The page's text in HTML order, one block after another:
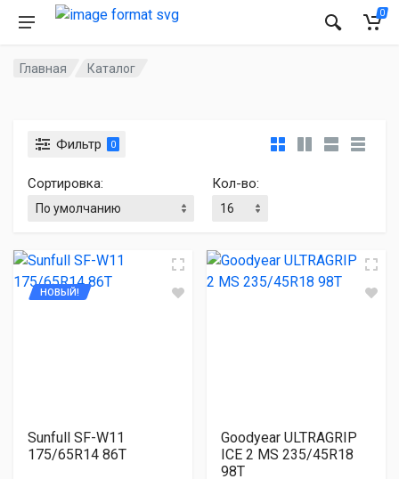
0
Главная Каталог
Фильтр 0
Сортировка: Кол-во:
НОВЫЙ!
Sunfull SF-W11
175/65R14 86T
Goodyear ULTRAGRIP
ICE 2 MS 235/45R18
98T